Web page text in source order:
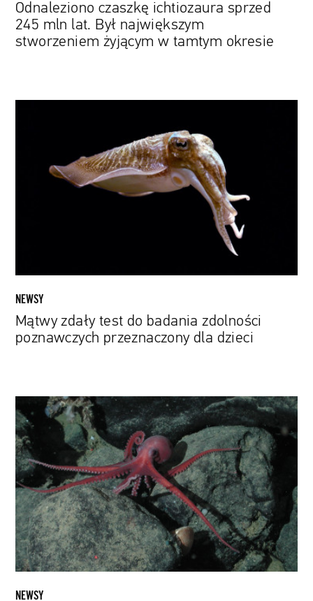
okresie
Odnaleziono czaszkę ichtiozaura sprzed
245 mln lat. Był największym
stworzeniem żyjącym w tamtym okresie
NEWSY
Mątwy zdały test do badania zdolności
poznawczych przeznaczony dla dzieci
Ośmiornice,
homary
i
kraby
prawnie
nazwane
czującymi
istotami.
Propozycja
rozporządzenia
z
Wielkiej
NEWSY